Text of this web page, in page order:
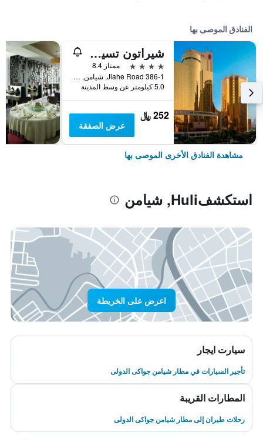
الفنادق الموصى بها
شيراتون تسيامن هوتل
4 نجوم
ممتاز 8.4
386-1 Jiahe Road, شيامن, الصين
5.0 كيلومتر عن وسط المدينة
252 ﷼
عرض الصفقة
مشاهدة الفنادق الأخرى الموصى بها
استكشفHuli, شيامن
اعرض على الخريطة
سيارت ايجار
تأجير السيارات في مطار شيامن جواكى الدولى
المطارات القريبة
رحلات طيران إلى مطار شيامن جواكى الدولى